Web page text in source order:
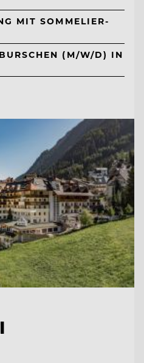
MIT SOMMELIER-
(M/W/D) IN